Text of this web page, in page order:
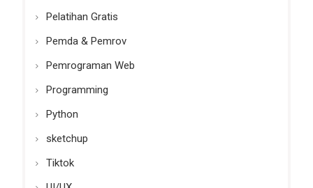
Pelatihan Gratis
Pemda & Pemrov
Pemrograman Web
Programming
Python
sketchup
Tiktok